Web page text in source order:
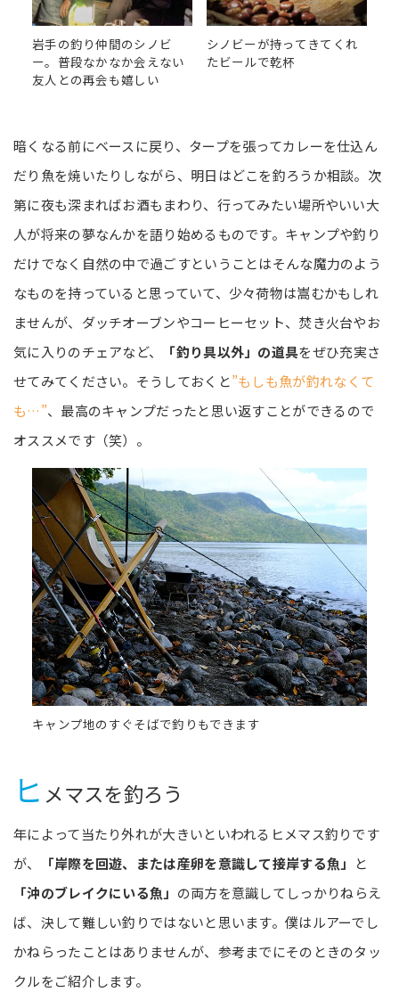
岩手の釣り仲間のシノビ
ー。普段なかなか会えない
友人との再会も嬉しい
シノビーが持ってきてくれ
たビールで乾杯
暗くなる前にベースに戻り、タープを張ってカレーを仕込ん
だり魚を焼いたりしながら、明日はどこを釣ろうか相談。次
第に夜も深まればお酒もまわり、行ってみたい場所やいい大
人が将来の夢なんかを語り始めるものです。キャンプや釣り
だけでなく自然の中で過ごすということはそんな魔力のよう
なものを持っていると思っていて、少々荷物は嵩むかもしれ
ませんが、ダッチオーブンやコーヒーセット、焚き火台やお
気に入りのチェアなど、
「釣り具以外」の道具をぜひ充実さ
せてみてください。そうしておくと”もしも魚が釣れなくて
も…”、最高のキャンプだったと思い返すことができるので
オススメです（笑）。
キャンプ地のすぐそばで釣りもできます
ヒ メマスを釣ろう
年によって当たり外れが大きいといわれるヒメマス釣りです
が、
「岸際を回遊、または産卵を意識して接岸する魚」
と
「沖のブレイクにいる魚」 の両方を意識してしっかりねらえ
ば、決して難しい釣りではないと思います。僕はルアーでし
かねらったことはありませんが、参考までにそのときのタッ
クルをご紹介します。